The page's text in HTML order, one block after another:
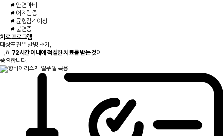
소
성
도
# 안면마비
# 어지럼증
# 균형감각이상
# 불면증
치료 프로그램
대상포진은 발병 초기,
특히 72시간 이내에 적절한 치료를 받는 것이
중요합니다.
항바이러스제 일주일 복용